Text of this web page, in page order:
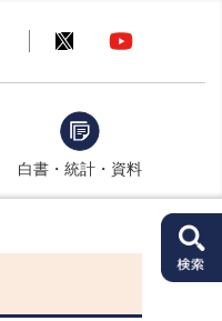
白書・統計・資料